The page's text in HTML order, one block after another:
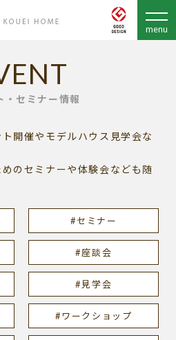
・セミナー情報
開催やモデルハウス見学会な
のセミナーや体験会なども随
#セミナー
#座談会
#見学会
#ワークショップ